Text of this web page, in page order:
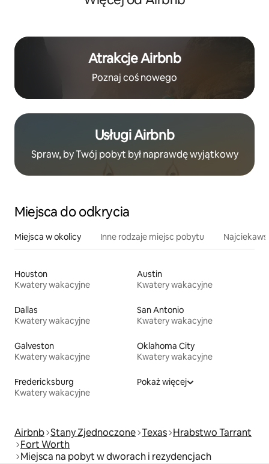
Atrakcje Airbnb
Poznaj coś nowego
Usługi Airbnb
Spraw, by Twój pobyt był naprawdę wyjątkowy
Miejsca do odkrycia
Miejsca w okolicy Inne rodzaje miejsc pobytu
Houston
Kwatery wakacyjne
Austin
Kwatery wakacyjne
Dallas
Kwatery wakacyjne
San Antonio
Kwatery wakacyjne
Galveston
Kwatery wakacyjne
Oklahoma City
Kwatery wakacyjne
Fredericksburg
Kwatery wakacyjne
Pokaż więcej
Airbnb Stany Zjednoczone Texas Hrabstwo Tarrant
Fort Worth
Miejsca na pobyt w dworach i rezydencjach